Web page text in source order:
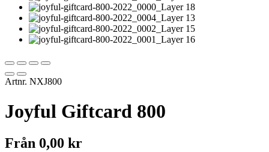
Artnr. NXJ800
Joyful Giftcard 800
Från 0,00 kr